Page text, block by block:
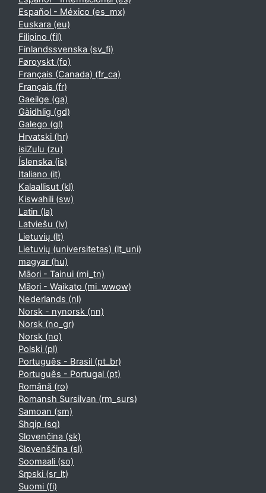
Español - México ‎(es_mx)‎
Euskara ‎(eu)‎
Filipino ‎(fil)‎
Finlandssvenska ‎(sv_fi)‎
Føroyskt ‎(fo)‎
Français (Canada) ‎(fr_ca)‎
Français ‎(fr)‎
Gaeilge ‎(ga)‎
Gàidhlig ‎(gd)‎
Galego ‎(gl)‎
Hrvatski ‎(hr)‎
isiZulu ‎(zu)‎
Íslenska ‎(is)‎
Italiano ‎(it)‎
Kalaallisut ‎(kl)‎
Kiswahili ‎(sw)‎
Latin ‎(la)‎
Latviešu ‎(lv)‎
Lietuvių ‎(lt)‎
Lietuvių (universitetas) ‎(lt_uni)‎
magyar ‎(hu)‎
Māori - Tainui ‎(mi_tn)‎
Māori - Waikato ‎(mi_wwow)‎
Nederlands ‎(nl)‎
Norsk - nynorsk ‎(nn)‎
Norsk ‎(no_gr)‎
Norsk ‎(no)‎
Polski ‎(pl)‎
Português - Brasil ‎(pt_br)‎
Português - Portugal ‎(pt)‎
Română ‎(ro)‎
Romansh Sursilvan ‎(rm_surs)‎
Samoan ‎(sm)‎
Shqip ‎(sq)‎
Slovenčina ‎(sk)‎
Slovenščina ‎(sl)‎
Soomaali ‎(so)‎
Srpski ‎(sr_lt)‎
Suomi ‎(fi)‎